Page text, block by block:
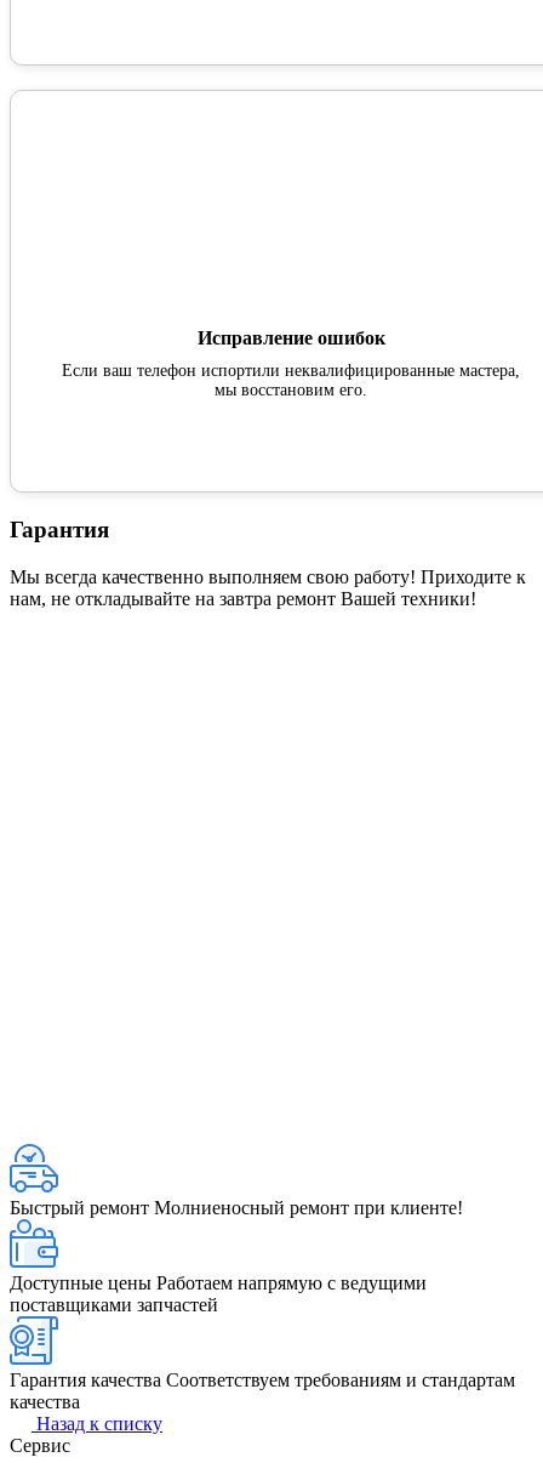
Исправление ошибок
Если ваш телефон испортили неквалифицированные мастера,
мы восстановим его.
Гарантия
Мы всегда качественно выполняем свою работу! Приходите к
нам, не откладывайте на завтра ремонт Вашей техники!
Быстрый ремонт Молниеносный ремонт при клиенте!
Доступные цены Работаем напрямую с ведущими
поставщиками запчастей
Гарантия качества Соответствуем требованиям и стандартам
качества
Назад к списку
Сервис